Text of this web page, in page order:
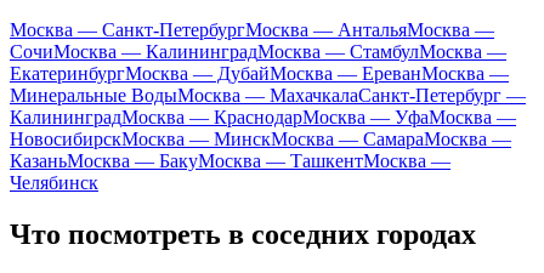
Москва — Санкт-ПетербургМосква — АнтальяМосква —
СочиМосква — КалининградМосква — СтамбулМосква —
ЕкатеринбургМосква — ДубайМосква — ЕреванМосква —
Минеральные ВодыМосква — МахачкалаСанкт-Петербург —
КалининградМосква — КраснодарМосква — УфаМосква —
НовосибирскМосква — МинскМосква — СамараМосква —
КазаньМосква — БакуМосква — ТашкентМосква —
Челябинск
Что посмотреть в соседних городах